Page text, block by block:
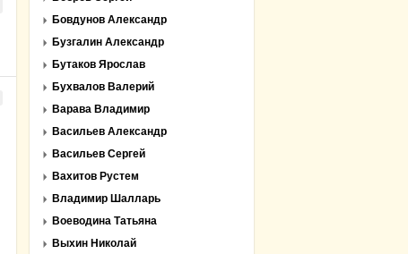
Бовдунов Александр
Бузгалин Александр
Бутаков Ярослав
Бухвалов Валерий
Варава Владимир
Васильев Александр
Васильев Сергей
Вахитов Рустем
Владимир Шалларь
Воеводина Татьяна
Выхин Николай